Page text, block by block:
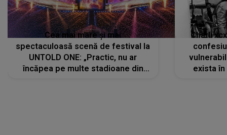
Cea mai mare și mai
spectaculoasă scenă de festival la
UNTOLD ONE: „Practic, nu ar
încăpea pe multe stadioane din
Charli
exista